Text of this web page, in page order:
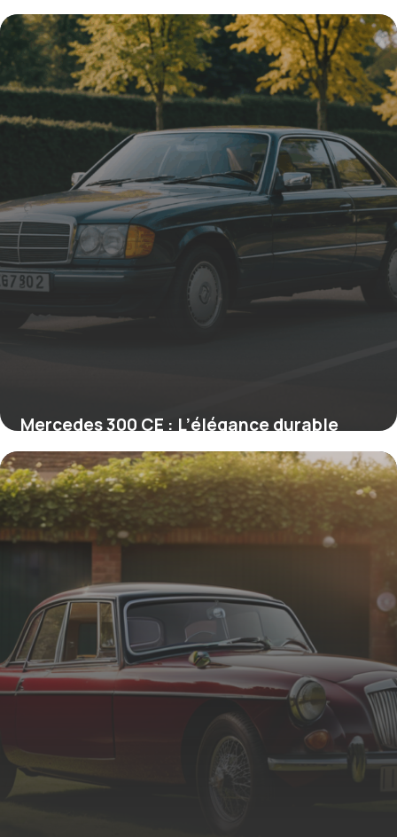
compactes sportives et son héritage en
rallye
19 juin 2026
Mercedes 300 CE : L’élégance durable
d’un coupé sportif iconique
19 juin 2026